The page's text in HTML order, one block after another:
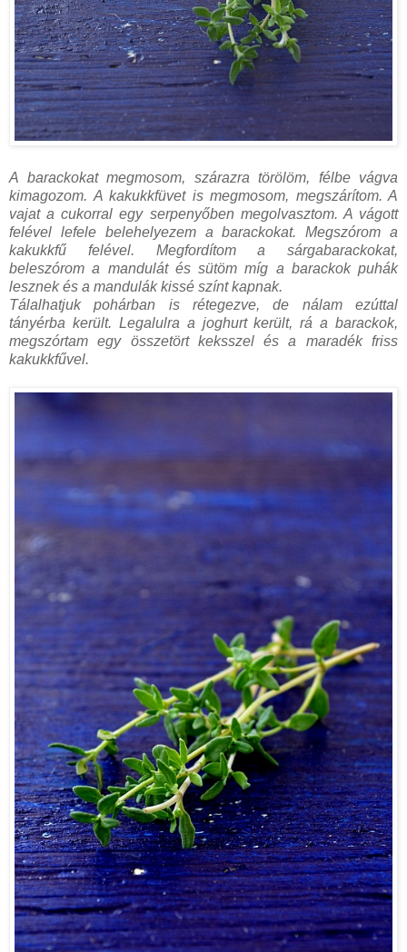
A barackokat megmosom, szárazra törölöm, félbe vágva
kimagozom. A kakukkfüvet is megmosom, megszárítom. A
vajat a cukorral egy serpenyőben megolvasztom. A vágott
felével lefele belehelyezem a barackokat. Megszórom a
kakukkfű felével. Megfordítom a sárgabarackokat,
beleszórom a mandulát és sütöm míg a barackok puhák
lesznek és a mandulák kissé színt kapnak.
Tálalhatjuk pohárban is rétegezve, de nálam ezúttal
tányérba került. Legalulra a joghurt került, rá a barackok,
megszórtam egy összetört keksszel és a maradék friss
kakukkfűvel.